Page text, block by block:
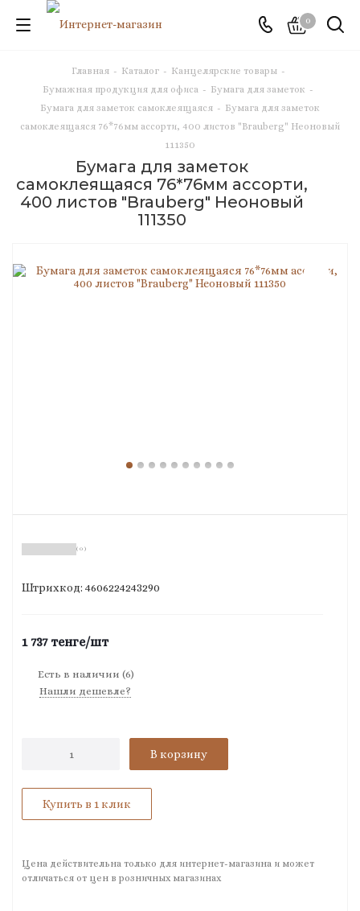
0
Главная - Каталог - Канцелярские товары -
Бумажная продукция для офиса - Бумага для заметок -
Бумага для заметок самоклеящаяся - Бумага для заметок
самоклеящаяся 76*76мм ассорти, 400 листов "Brauberg" Неоновый
111350
Бумага для заметок
самоклеящаяся 76*76мм ассорти,
400 листов "Brauberg" Неоновый
111350
( 0 )
Штрихкод: 4606224243290
1 737тенге/шт
Есть в наличии (6)
Нашли дешевле?
В корзину
Купить в 1 клик
Цена действительна только для интернет-магазина и может
отличаться от цен в розничных магазинах